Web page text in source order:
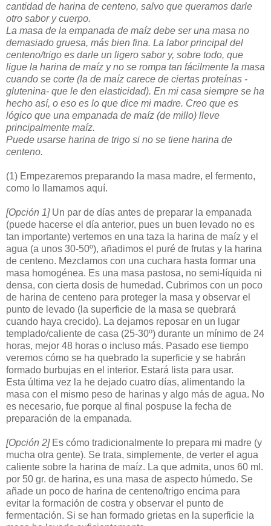
cantidad de harina de centeno, salvo que queramos darle
otro sabor y cuerpo.
La masa de la empanada de maíz debe ser una masa no
demasiado gruesa, más bien fina. La labor principal del
centeno/trigo es darle un ligero sabor y, sobre todo, que
ligue la harina de maíz y no se rompa tan fácilmente la masa
cuando se corte (la de maíz carece de ciertas proteínas -
glutenina- que le den elasticidad). En mi casa siempre se ha
hecho así, o eso es lo que dice mi madre. Creo que es
lógico que una empanada de maíz (de millo) lleve
principalmente maíz.
Puede usarse harina de trigo si no se tiene harina de
centeno.
(1) Empezaremos preparando la masa madre, el fermento,
como lo llamamos aquí.
[Opción 1]Un par de días antes de preparar la empanada
(puede hacerse el día anterior, pues un buen levado no es
tan importante) vertemos en una taza la harina de maíz y el
agua (a unos 30-50º), añadimos el puré de frutas y la harina
de centeno. Mezclamos con una cuchara hasta formar una
masa homogénea. Es una masa pastosa, no semi-líquida ni
densa, con cierta dosis de humedad. Cubrimos con un poco
de harina de centeno para proteger la masa y observar el
punto de levado (la superficie de la masa se quebrará
cuando haya crecido). La dejamos reposar en un lugar
templado/caliente de casa (25-30º) durante un mínimo de 24
horas, mejor 48 horas o incluso más. Pasado ese tiempo
veremos cómo se ha quebrado la superficie y se habrán
formado burbujas en el interior. Estará lista para usar.
Esta última vez la he dejado cuatro días, alimentando la
masa con el mismo peso de harinas y algo más de agua. No
es necesario, fue porque al final pospuse la fecha de
preparación de la empanada.
[Opción 2]Es cómo tradicionalmente lo prepara mi madre (y
mucha otra gente). Se trata, simplemente, de verter el agua
caliente sobre la harina de maíz. La que admita, unos 60 ml.
por 50 gr. de harina, es una masa de aspecto húmedo. Se
añade un poco de harina de centeno/trigo encima para
evitar la formación de costra y observar el punto de
fermentación. Si se han formado grietas en la superficie la